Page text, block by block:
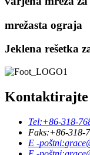
mrežasta ograja
Jeklena rešetka
Kontaktirajte
Tel:+86-318-
Faks:+86-318-
E -poštni: